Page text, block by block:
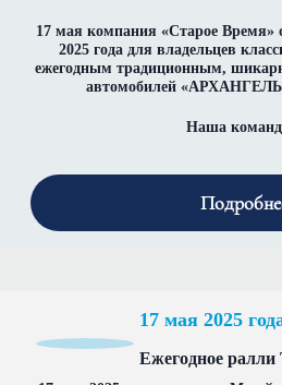
17 мая компания «Старое Время»
2025 года для владельцев
ежегодным традиционным,
автомобилей
Наша
17 мая 2025
Ежегодное ралли